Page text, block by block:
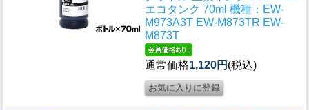
エコタンク 70ml 機種：EW-
M973A3T EW-M873TR EW-
M873T
通常価格1,120円 (税込)